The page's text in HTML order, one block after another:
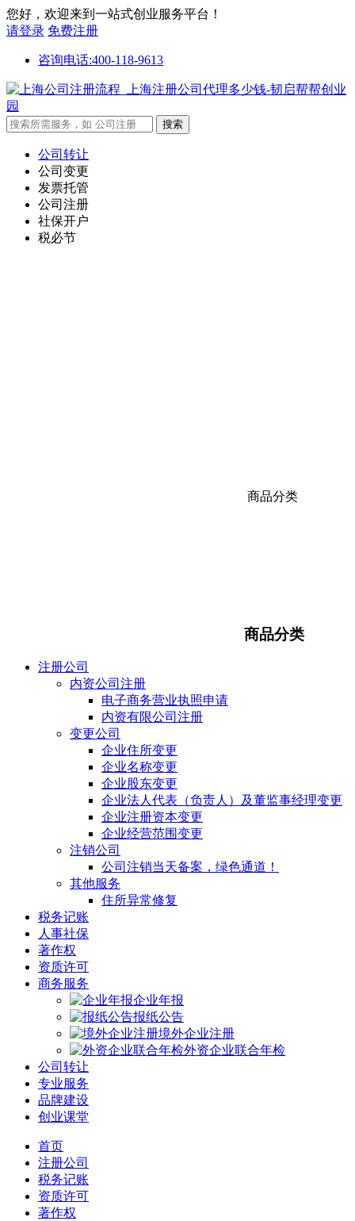
您好，欢迎来到一站式创业服务平台！
请登录 免费注册
咨询电话:400-118-9613
公司转让
公司变更
发票托管
公司注册
社保开户
税必节
商品分类
商品分类
注册公司
内资公司注册
电子商务营业执照申请
内资有限公司注册
变更公司
企业住所变更
企业名称变更
企业股东变更
企业法人代表（负责人）及董监事经理变更
企业注册资本变更
企业经营范围变更
注销公司
公司注销当天备案，绿色通道！
其他服务
住所异常修复
税务记账
人事社保
著作权
资质许可
商务服务
企业年报
报纸公告
境外企业注册
外资企业联合年检
公司转让
专业服务
品牌建设
创业课堂
首页
注册公司
税务记账
资质许可
著作权